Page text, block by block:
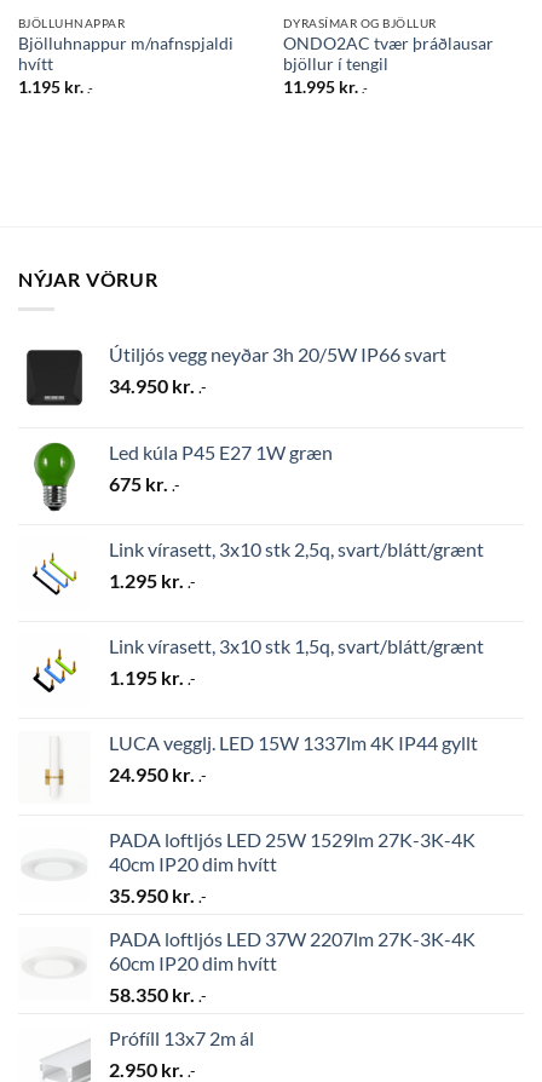
BJÖLLUHNAPPAR
Bjölluhnappur m/nafnspjaldi
hvítt
1.195 kr. .-
DYRASÍMAR OG BJÖLLUR
ONDO2AC tvær þráðlausar
bjöllur í tengil
11.995 kr. .-
NÝJAR VÖRUR
Útiljós vegg neyðar 3h 20/5W IP66 svart
34.950 kr. .-
Led kúla P45 E27 1W græn
675 kr. .-
Link vírasett, 3x10 stk 2,5q, svart/blátt/grænt
1.295 kr. .-
Link vírasett, 3x10 stk 1,5q, svart/blátt/grænt
1.195 kr. .-
LUCA vegglj. LED 15W 1337lm 4K IP44 gyllt
24.950 kr. .-
PADA loftljós LED 25W 1529lm 27K-3K-4K
40cm IP20 dim hvítt
35.950 kr. .-
PADA loftljós LED 37W 2207lm 27K-3K-4K
60cm IP20 dim hvítt
58.350 kr. .-
Prófíll 13x7 2m ál
2.950 kr. .-